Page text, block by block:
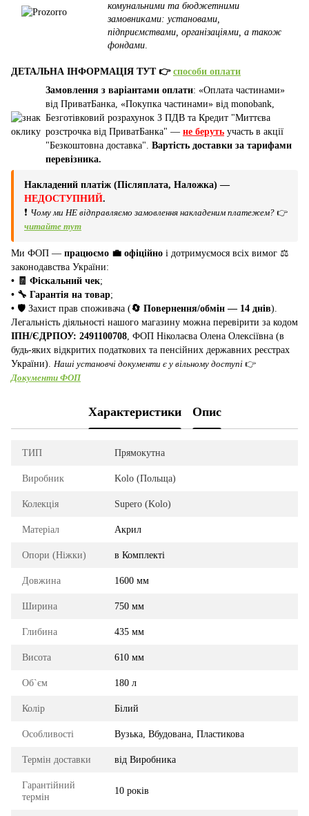
комунальними та бюджетними
замовниками: установами,
підприємствами, організаціями, а також
фондами
ДЕТАЛЬНА ІНФОРМАЦІЯ ТУТ 👉 способи оплати
Замовлення з варіантами оплати: «Оплата частинами»
від ПриватБанка, «Покупка частинами» від monobank,
Безготівковий розрахунок З ПДВ та Кредит "Миттєва
розстрочка від ПриватБанка" — не беруть участь в акції
"Безкоштовна доставка". Вартість доставки за тарифами
перевізника.
Накладений платіж (Післяплата, Наложка) —
НЕДОСТУПНИЙ.
❗ Чому ми НЕ відправляємо замовлення накладеним платежем? 👉
читайте тут
Ми ФОП — працюємо 💼 офіційно і дотримуємося всіх вимог ⚖️
законодавства України:
• 🧾 Фіскальний чек;
• 🔧 Гарантія на товар;
• 🛡️ Захист прав споживача (🔄 Повернення/обмін — 14 днів).
Легальність діяльності нашого магазину можна перевірити за кодом
ІПН/ЄДРПОУ: 2491100708 , ФОП Ніколаєва Олена Олексіївна (в
будь-яких відкритих податкових та пенсійних державних реєстрах
України). Наші установчі документи є у вільному доступі 👉
Документи ФОП
Характеристики Опис
ТИП Прямокутна
Виробник Kolo (Польща)
Колекція Supero (Kolo)
Матеріал Акрил
Опори (Ніжки) в Комплекті
Довжина 1600 мм
Ширина 750 мм
Глибина 435 мм
Висота 610 мм
Об`єм 180 л
Колір Білий
Особливості Вузька, Вбудована, Пластикова
Термін доставки від Виробника
Гарантійний
термін
10 років